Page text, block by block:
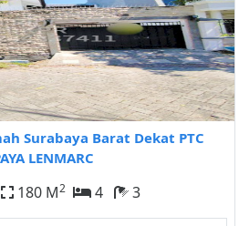
Surabaya Barat Dekat PTC
LENMARC
180 M2 4 3